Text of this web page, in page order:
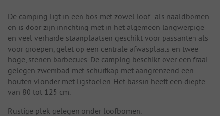
De camping ligt in een bos met zowel loof- als naaldbomen
en is door zijn inrichting met in het algemeen langwerpige
en veel verharde staanplaatsen geschikt voor passanten als
voor groepen, gelet op een centrale afwasplaats en twee
hoge, stenen barbecues. De camping beschikt over een fraai
gelegen zwembad met schuifkap met aangrenzend een
houten vlonder met ligstoelen. Het bassin heeft een diepte
van 80 tot 125 cm.
Rustige plek gelegen onder loofbomen.